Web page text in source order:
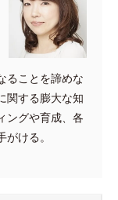
ることを諦めな
関する膨大な知
ングや育成、各
ける。